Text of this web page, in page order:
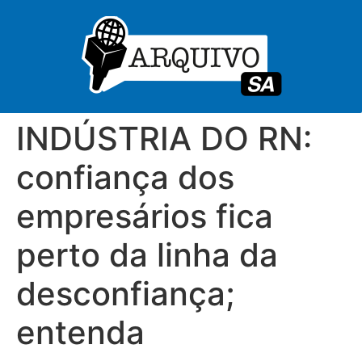
INDÚSTRIA DO RN:
confiança dos
empresários fica
perto da linha da
desconfiança;
entenda